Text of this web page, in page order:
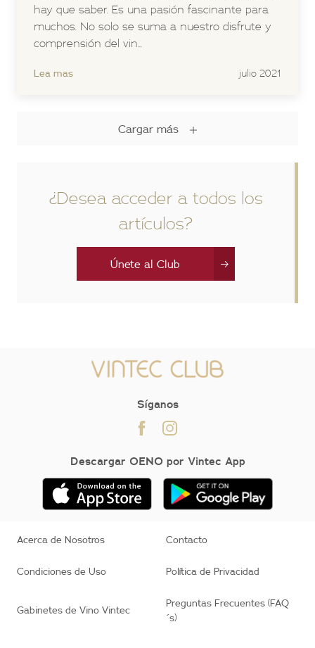
hay que saber. Es una pasión fascinante para
muchos. No solo se suma a nuestro disfrute y
comprensión del vin...
Lea mas julio 2021
Cargar más
¿Desea acceder a todos los
artículos?
Únete al Club
Síganos
Descargar OENO por Vintec App
Acerca de Nosotros Contacto
Condiciones de Uso Política de Privacidad
Gabinetes de Vino Vintec
Preguntas Frecuentes (FAQ
´s)